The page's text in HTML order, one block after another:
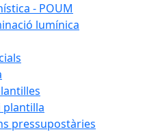
- POUM
lumínica
plantilla
pressupostàries